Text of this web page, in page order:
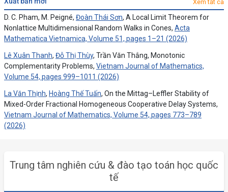
Xem tất cả
D. C. Pham, M. Peigné, Đoàn Thái Sơn, A Local Limit Theorem for
Nonlattice Multidimensional Random Walks in Cones, Acta
Mathematica Vietnamica, Volume 51, pages 1–21 (2026)
Lê Xuân Thanh, Đỗ Thị Thùy, Trần Văn Thắng, Monotonic
Complementarity Problems, Vietnam Journal of Mathematics,
Volume 54, pages 999–1011 (2026)
La Văn Thịnh, Hoàng Thế Tuấn, On the Mittag–Leffler Stability of
Mixed-Order Fractional Homogeneous Cooperative Delay Systems,
Vietnam Journal of Mathematics, Volume 54, pages 773–789
(2026)
Trung tâm nghiên cứu & đào tạo toán học quốc
tế